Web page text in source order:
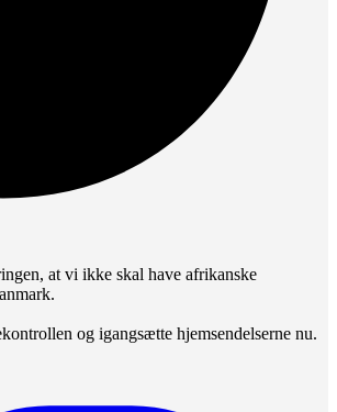
at vi ikke skal have afrikanske
og igangsætte hjemsendelserne nu.